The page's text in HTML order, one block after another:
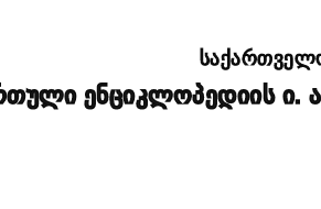
ენციკლოპედიის ი.